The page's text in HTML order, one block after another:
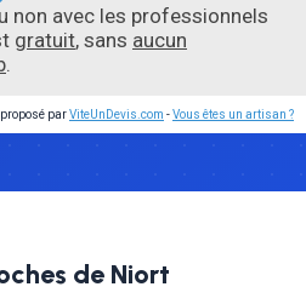
non avec les professionnels
gratuit, sans aucun
.
proposé parViteUnDevis.com -Vous êtes un artisan ?
de Niort